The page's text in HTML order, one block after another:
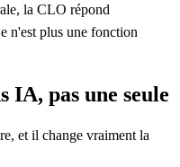
la CLO répond
n'est plus une fonction
IA, pas une seule
et il change vraiment la